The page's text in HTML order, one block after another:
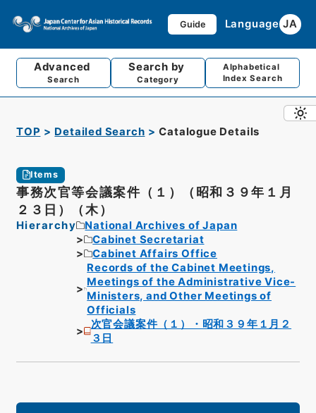
Guide Language JA
Advanced
Search
Search by
Category
Alphabetical
Index Search
TOP Detailed Search Catalogue Details
Items
事務次官等会議案件（１）（昭和３９年１月
２３日）（木）
Hierarchy
National Archives of Japan
Cabinet Secretariat
Cabinet Affairs Office
Records of the Cabinet Meetings,
Meetings of the Administrative Vice-
Ministers, and Other Meetings of
Officials
次官会議案件（１）・昭和３９年１月２
３日